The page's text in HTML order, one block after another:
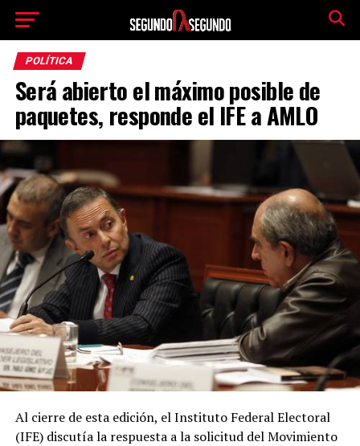
POLÍTICA
Será abierto el máximo posible de
paquetes, responde el IFE a AMLO
Al cierre de esta edición, el Instituto Federal Electoral
(IFE) discutía la respuesta a la solicitud del Movimiento